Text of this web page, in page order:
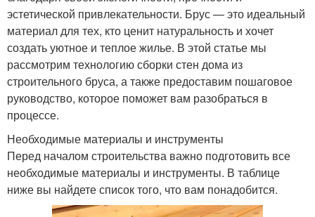
эстетической привлекательности. Брус — это идеальный
материал для тех, кто ценит натуральность и хочет
создать уютное и теплое жилье. В этой статье мы
рассмотрим технологию сборки стен дома из
строительного бруса, а также предоставим пошаговое
руководство, которое поможет вам разобраться в
процессе.
Необходимые материалы и инструменты
Перед началом строительства важно подготовить все
необходимые материалы и инструменты. В таблице
ниже вы найдете список того, что вам понадобится.